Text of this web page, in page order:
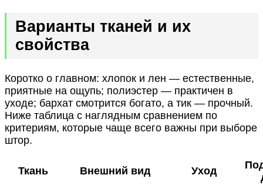
Варианты тканей и их
свойства
Коротко о главном: хлопок и лен — естественные,
приятные на ощупь; полиэстер — практичен в
уходе; бархат смотрится богато, а тик — прочный.
Ниже таблица с наглядным сравнением по
критериям, которые чаще всего важны при выборе
штор.
Ткань Внешний вид Уход